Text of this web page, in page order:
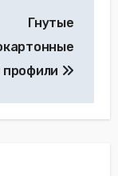
Гнутые
профили